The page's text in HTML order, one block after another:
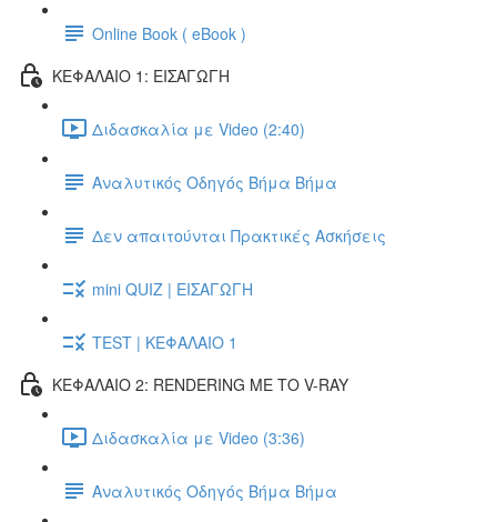
Online Book ( eBook )
ΚΕΦΑΛΑΙΟ 1: ΕΙΣΑΓΩΓΗ
Διδασκαλία με Video (2:40)
Αναλυτικός Οδηγός Βήμα Βήμα
Δεν απαιτούνται Πρακτικές Ασκήσεις
mini QUIZ | ΕΙΣΑΓΩΓΗ
TEST | ΚΕΦΑΛΑΙΟ 1
ΚΕΦΑΛΑΙΟ 2: RENDERING ΜΕ ΤΟ V-RAY
Διδασκαλία με Video (3:36)
Αναλυτικός Οδηγός Βήμα Βήμα